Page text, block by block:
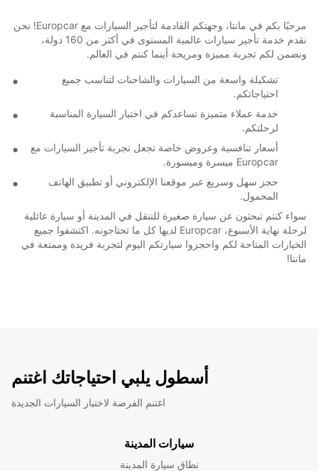
مرحبًا بكم في مانتا، وجهتكم القادمة لتأجير السيارات مع Europcar! نحن
نقدم خدمة تأجير سيارات عالمية المستوى في أكثر من 160 دولة،
ونضمن لكم تجربة مميزة ومريحة أينما كنتم في العالم.
تشكيلة واسعة من السيارات والشاحنات لتناسب جميع
احتياجاتكم.
خدمة عملاء متميزة تساعدكم في اختيار السيارة المناسبة
لرحلتكم.
أسعار تنافسية وعروض خاصة تجعل تجربة تأجير السيارات مع
Europcar ميسرة وميسورة.
حجز سهل وسريع عبر موقعنا الإلكتروني أو تطبيق الهاتف
المحمول.
سواء كنتم تبحثون عن سيارة صغيرة للتنقل في المدينة أو سيارة عائلية
لرحلة نهاية الأسبوع، Europcar لديها كل ما تحتاجونه. اكتشفوا جميع
الخيارات المتاحة لكم واحجزوا سيارتكم اليوم لتجربة فريدة وممتعة في
مانتا!
أسطول يلبي احتياجاتك اغتنم
اغتنم الفرصة لاختبار السيارات الجديدة
سيارات المدينة
نطاق سيارة المدينة